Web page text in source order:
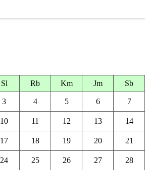
Sl Rb Km Jm Sb
3 4 5 6 7
10 11 12 13 14
17 18 19 20 21
24 25 26 27 28